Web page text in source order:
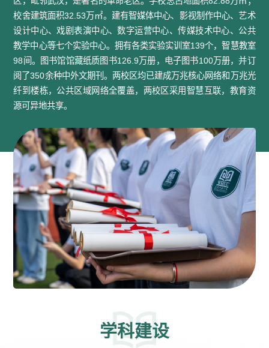
校舍建筑面积32.53万㎡。建有智媒体中心、影视制作中心、艺术
设计中心、戏剧表演中心、数字运营中心、传媒技术中心、公共
教学中心等七个实验中心。拥有各类实验实训室139个，智慧教室
98间。图书馆馆藏纸质图书126.9万册，电子图书100万册，并订
阅了350余种中外文期刊。两校区均已建成万兆核心网络和万兆光
纤到楼栋，公共区域网络全覆盖，两校区采用智慧互联，教育资
源可异地共享。
学科建设